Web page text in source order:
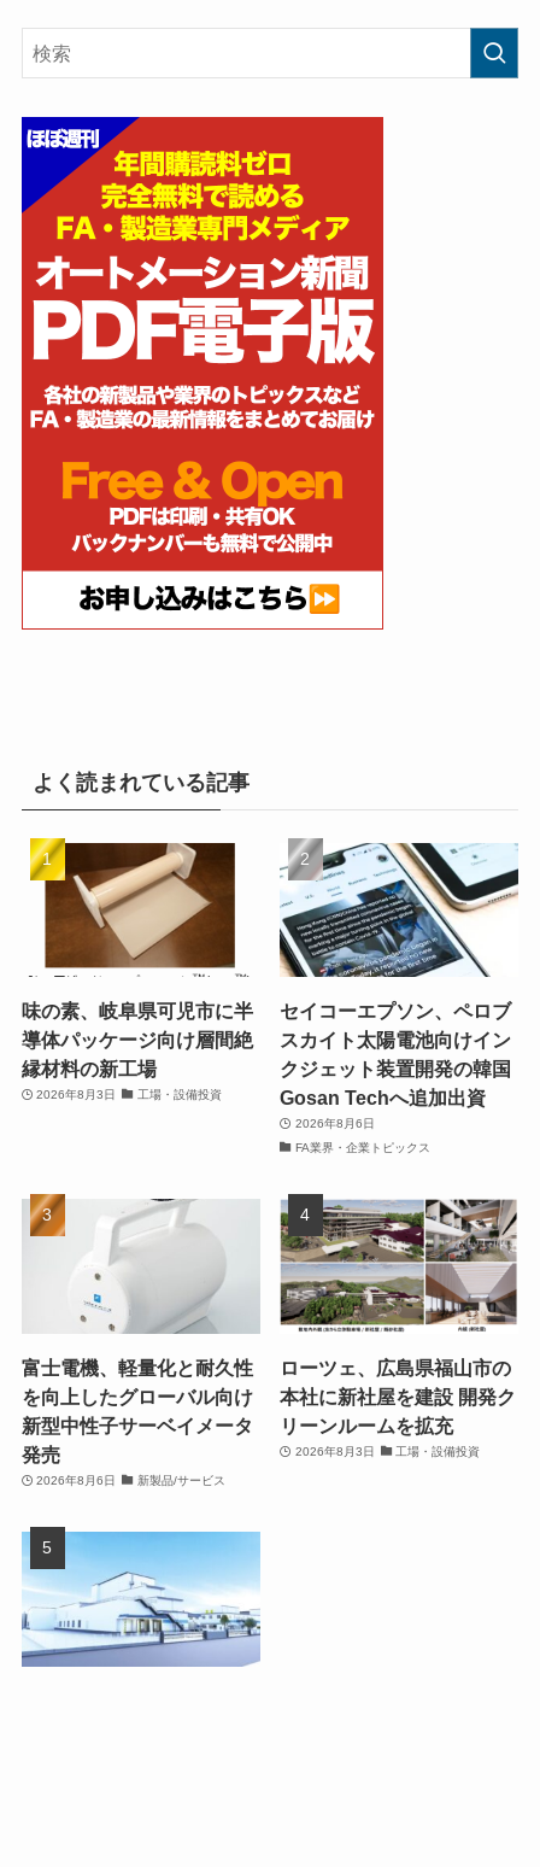
よく読まれている記事
味の素、岐阜県可児市に半
導体パッケージ向け層間絶
縁材料の新工場
2026年8月3日 工場・設備投資
セイコーエプソン、ペロブ
スカイト太陽電池向けイン
クジェット装置開発の韓国
Gosan Techへ追加出資
2026年8月6日
FA業界・企業トピックス
富士電機、軽量化と耐久性
を向上したグローバル向け
新型中性子サーベイメータ
発売
2026年8月6日 新製品/サービス
ローツェ、広島県福山市の
本社に新社屋を建設 開発ク
リーンルームを拡充
2026年8月3日 工場・設備投資